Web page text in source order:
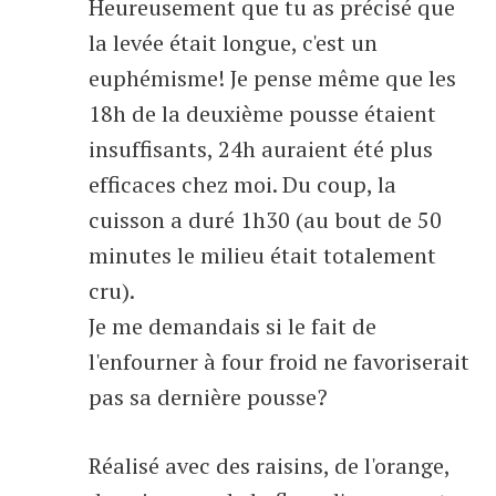
Heureusement que tu as précisé que
la levée était longue, c'est un
euphémisme! Je pense même que les
18h de la deuxième pousse étaient
insuffisants, 24h auraient été plus
efficaces chez moi. Du coup, la
cuisson a duré 1h30 (au bout de 50
minutes le milieu était totalement
cru).
Je me demandais si le fait de
l'enfourner à four froid ne favoriserait
pas sa dernière pousse?
Réalisé avec des raisins, de l'orange,